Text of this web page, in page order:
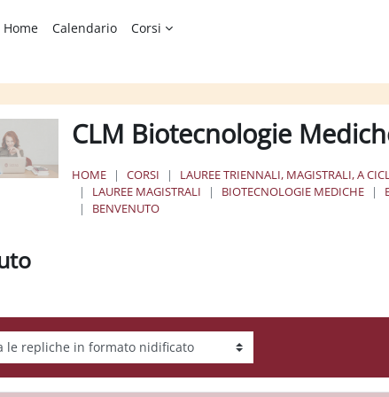
Home
Calendario Corsi
CLM Biotecnologie
HOME CORSI LAUREE TRIENNALI, MAGISTRALI, A
LAUREE MAGISTRALI
BIOTECNOLOGIE MEDICHE
BENVENUTO